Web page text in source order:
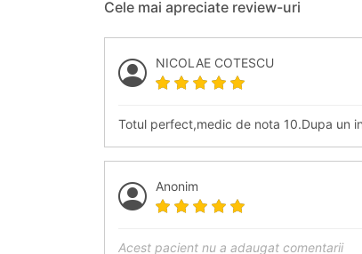
Cele mai apreciate review-uri
NICOLAE COTESCU
Totul perfect,medic de nota 10.Dupa un
Anonim
Acest pacient nu a adaugat comentarii